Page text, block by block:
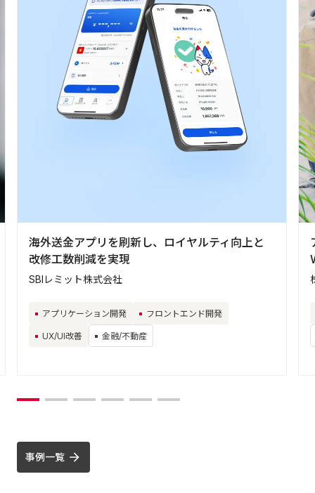
海外送金アプリを刷新し、ロイヤルティ向上と
改修工数削減を実現
SBIレミット株式会社
アプリケーション開発 フロントエンド開発
UX/UI改善 金融/不動産
事例一覧